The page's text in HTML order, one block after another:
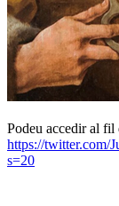
Podeu accedir al fil
https://twitter.com/
s=20